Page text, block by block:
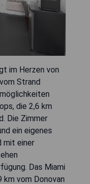
im Herzen von
Strand
die 2,6 km
Die Zimmer
ein eigenes
mit einer
Das Miami
km vom Donovan